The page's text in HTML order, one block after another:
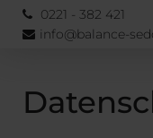
0221 - 382 421
info@balance-